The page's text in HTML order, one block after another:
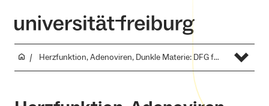
Herzfunktion, Adenoviren, Dunkle Materie: DFG fördert drei neue Forschungsgruppen